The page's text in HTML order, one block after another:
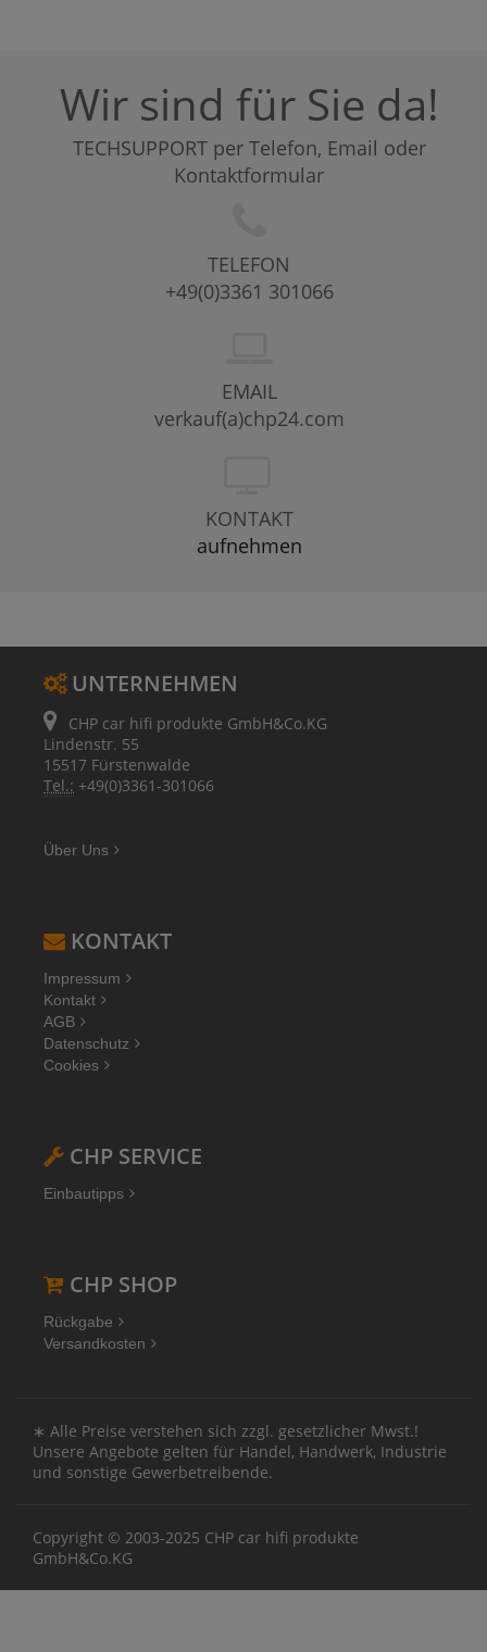
Wir sind für Sie da!
TECHSUPPORT per Telefon, Email oder
Kontaktformular
TELEFON
+49(0)3361 301066
EMAIL
verkauf(a)chp24.com
KONTAKT
aufnehmen
UNTERNEHMEN
CHP car hifi produkte GmbH&Co.KG
Lindenstr. 55
15517 Fürstenwalde
Tel.: +49(0)3361-301066
Über Uns
KONTAKT
Impressum
Kontakt
AGB
Datenschutz
Cookies
CHP SERVICE
Einbautipps
CHP SHOP
Rückgabe
Versandkosten
∗ Alle Preise verstehen sich zzgl. gesetzlicher Mwst.!
Unsere Angebote gelten für Handel, Handwerk, Industrie
und sonstige Gewerbetreibende.
Copyright © 2003-2025 CHP car hifi produkte
GmbH&Co.KG